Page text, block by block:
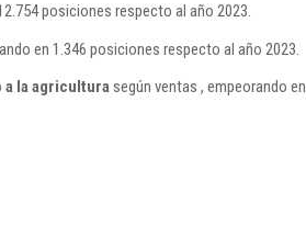
posiciones respecto al año 2023.
en 1.346 posiciones respecto al año 2023.
a la agriculturasegún ventas , empeorando en